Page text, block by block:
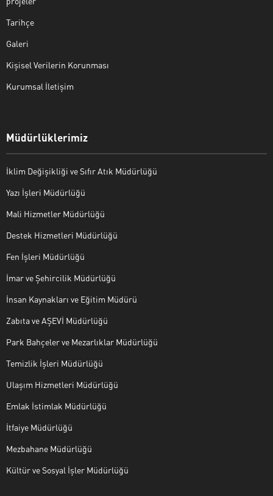
Tarihçe
Galeri
Kişisel Verilerin Korunması
Kurumsal İletişim
Müdürlüklerimiz
İklim Değişikliği ve Sıfır Atık Müdürlüğü
Yazı İşleri Müdürlüğü
Mali Hizmetler Müdürlüğü
Destek Hizmetleri Müdürlüğü
Fen İşleri Müdürlüğü
İmar ve Şehircilik Müdürlüğü
İnsan Kaynakları ve Eğitim Müdürü
Zabıta ve AŞEVİ Müdürlüğü
Park Bahçeler ve Mezarlıklar Müdürlüğü
Temizlik İşleri Müdürlüğü
Ulaşım Hizmetleri Müdürlüğü
Emlak İstimlak Müdürlüğü
İtfaiye Müdürlüğü
Mezbahane Müdürlüğü
Kültür ve Sosyal İşler Müdürlüğü